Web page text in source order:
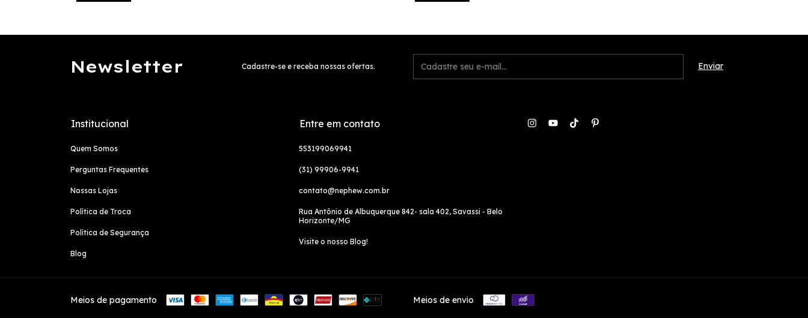
Newsletter Cadastre-se e receba nossas ofertas.
Institucional
Quem Somos
Perguntas Frequentes
Nossas Lojas
Política de Troca
Política de Segurança
Blog
Entre em contato
553199069941
(31) 99906-9941
contato@nephew.com.br
Rua Antônio de Albuquerque 842- sala 402, Savassi - Belo
Horizonte/MG
Visite o nosso Blog!
Meios de pagamento Meios de envio